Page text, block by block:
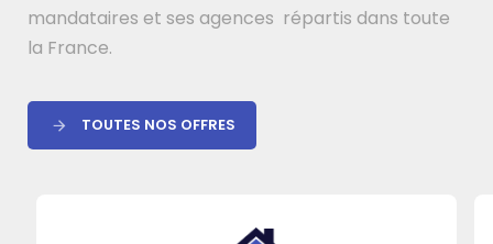
mandataires et ses agences répartis dans toute
la France.
TOUTES NOS OFFRES